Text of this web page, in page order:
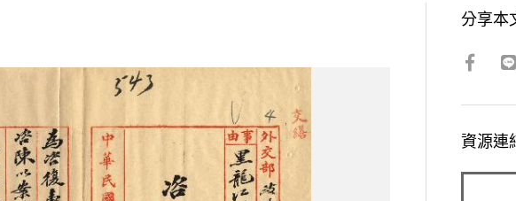
分享本
資源連